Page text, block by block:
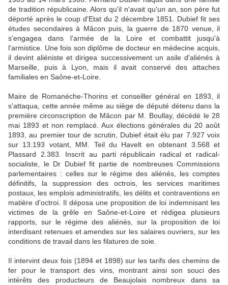
de tradition républicaine. Alors qu'il n'avait qu'un an, son père fut
déporté après le coup d'Etat du 2 décembre 1851. Dubief fit ses
études secondaires à Mâcon puis, la guerre de 1870 venue, il
s'engagea dans l'armée de la Loire et combattit jusqu'à
l'armistice. Une fois son diplôme de docteur en médecine acquis,
il devint aliéniste et dirigea successivement un asile d'aliénés à
Marseille, puis à Lyon, mais il avait conservé des attaches
familiales en Saône-et-Loire.
Maire de Romanéche-Thorins et conseiller général en 1893, il
s'attaqua, cette année même au siège de député détenu dans la
première circonscription de Mâcon par M. Boullay, décédé le 28
mai 1893 et non remplacé. Aux élections générales du 20 août
1893, au premier tour de scrutin, Dubief était élu par 7.927 voix
sur 13.193 votant, MM. Teil du Havelt en obtenant 3.568 et
Plassard 2.383. Inscrit au parti républicain radical et radical-
socialiste, le Dr Dubief fit partie de nombreuses Commissions
parlementaires : celles sur le régime des aliénés, les comptes
définitifs, la suppression des octrois, les services maritimes
postaux, les emplois administratifs, les délits et contraventions en
matière d'octroi. Il déposa une proposition de loi indemnisant les
victimes de la grêle en Saône-et-Loire et rédigea plusieurs
rapports, sur le régime des aliénés, sur la proposition de loi
interdisant retenues et amendes sur les salaires ouvriers, sur les
conditions de travail dans les filatures de soie.
Il intervint deux fois (1894 et 1898) sur les tarifs des chemins de
fer pour le transport des vins, montrant ainsi son souci des
intérêts des producteurs de Beaujolais nombreux dans sa